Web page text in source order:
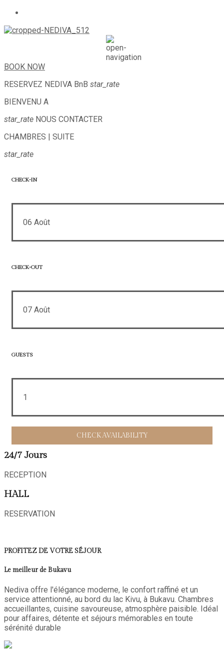
BOOK NOW
RESERVEZ NEDIVA BnB star_rate
BIENVENU A
star_rate NOUS CONTACTER
CHAMBRES | SUITE
star_rate
CHECK-IN
06 Août
CHECK-OUT
07 Août
GUESTS
1
24/7 Jours
RECEPTION
HALL
RESERVATION
PROFITEZ DE VOTRE SÉJOUR
Le meilleur de Bukavu
Nediva offre l'élégance moderne, le confort raffiné et un
service attentionné, au bord du lac Kivu, à Bukavu. Chambres
accueillantes, cuisine savoureuse, atmosphère paisible. Idéal
pour affaires, détente et séjours mémorables en toute
sérénité durable